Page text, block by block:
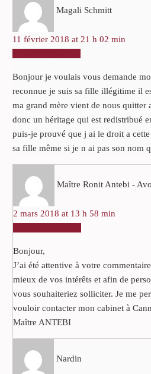
Magali Schmitt
11 février 2018 at 21 h 02 min
Bonjour je voulais vous demande
reconnue je suis sa fille illégitime il
ma grand mère vient de nous quitter
donc un héritage qui est redistribué
puis-je prouvé que j ai le droit a
sa fille même si je n ai pas son nom
Maître Ronit Antebi -
2 mars 2018 at 13 h 58 min
Bonjour,
J’ai été attentive à votre
mieux de vos intérêts et afin de
vous souhaiteriez solliciter. Je me
vouloir contacter mon cabinet à
Maître ANTEBI
Nardin